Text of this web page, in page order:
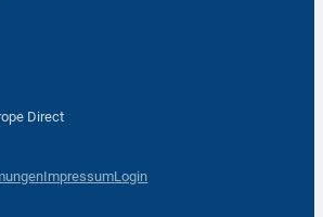
Direct
ImpressumLogin